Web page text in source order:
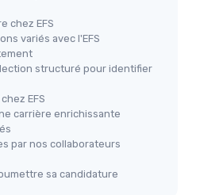
chez EFS
variés avec l'EFS
structuré pour identifier
EFS
carrière enrichissante
par nos collaborateurs
sa candidature